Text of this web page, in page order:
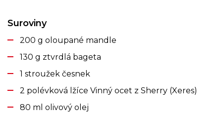
Suroviny
200 g oloupané mandle
130 g ztvrdlá bageta
1 stroužek česnek
2 polévková lžíce Vinný ocet z Sherry (Xeres)
80 ml olivový olej